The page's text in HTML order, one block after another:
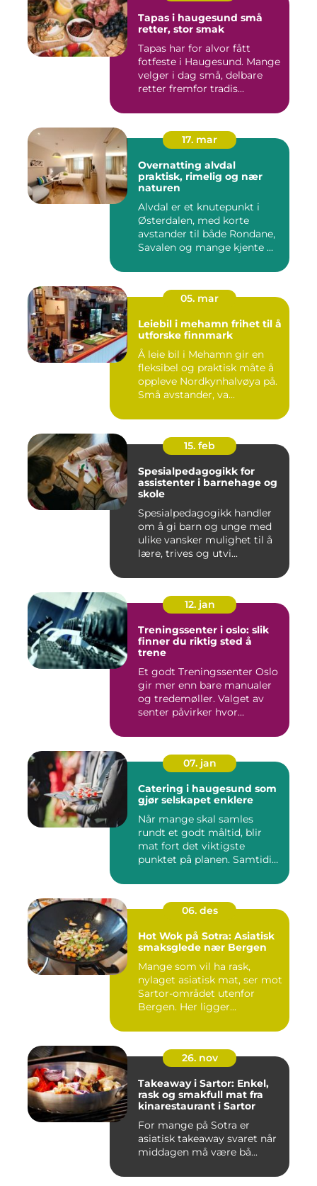
Tapas i haugesund små
retter, stor smak
Tapas har for alvor fått
fotfeste i Haugesund. Mange
velger i dag små, delbare
retter fremfor tradis...
17. mar
Overnatting alvdal
praktisk, rimelig og nær
naturen
Alvdal er et knutepunkt i
Østerdalen, med korte
avstander til både Rondane,
Savalen og mange kjente ...
05. mar
Leiebil i mehamn frihet til å
utforske finnmark
Å leie bil i Mehamn gir en
fleksibel og praktisk måte å
oppleve Nordkynhalvøya på.
Små avstander, va...
15. feb
Spesialpedagogikk for
assistenter i barnehage og
skole
Spesialpedagogikk handler
om å gi barn og unge med
ulike vansker mulighet til å
lære, trives og utvi...
12. jan
Treningssenter i oslo: slik
finner du riktig sted å
trene
Et godt Treningssenter Oslo
gir mer enn bare manualer
og tredemøller. Valget av
senter påvirker hvor...
07. jan
Catering i haugesund som
gjør selskapet enklere
Når mange skal samles
rundt et godt måltid, blir
mat fort det viktigste
punktet på planen. Samtidig
06. des
Hot Wok på Sotra: Asiatisk
smaksglede nær Bergen
Mange som vil ha rask,
nylaget asiatisk mat, ser mot
Sartor-området utenfor
Bergen. Her ligger...
26. nov
Takeaway i Sartor: Enkel,
rask og smakfull mat fra
kinarestaurant i Sartor
For mange på Sotra er
asiatisk takeaway svaret når
middagen må være bå...